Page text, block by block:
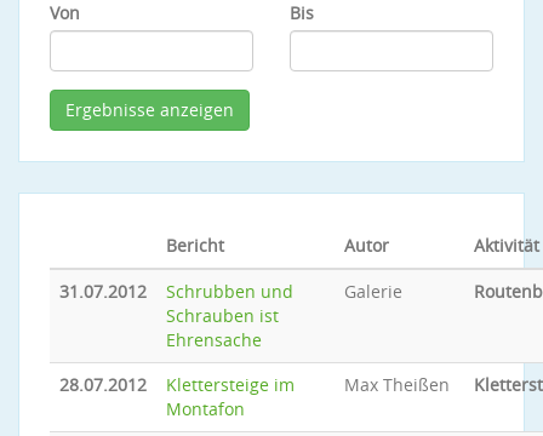
Von
Bis
Bericht Autor
Aktivität
31.07.2012
Schrubben und
Schrauben ist
Ehrensache
Galerie
28.07.2012
Klettersteige im
Montafon
Max Theißen